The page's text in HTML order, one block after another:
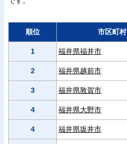
順位 市区町村
1 福井県福井市
2 福井県越前市
3 福井県敦賀市
4 福井県大野市
4 福井県坂井市